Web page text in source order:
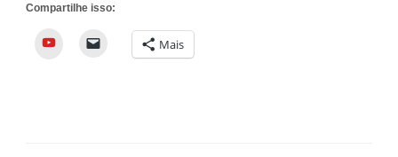
Compartilhe isso:
YouTube Mais